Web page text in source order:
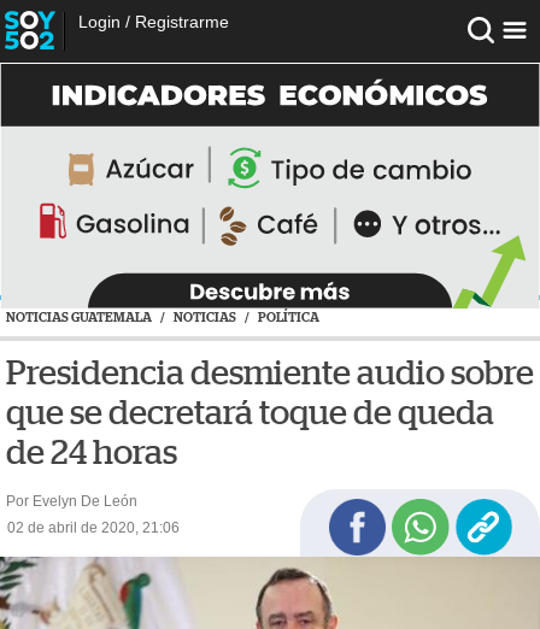
Login / Registrarme
NOTICIAS GUATEMALA / NOTICIAS / POLÍTICA
Presidencia desmiente audio sobre
que se decretará toque de queda
de 24 horas
Por Evelyn De León
02 de abril de 2020, 21:06